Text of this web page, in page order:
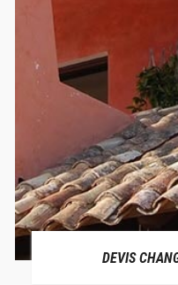
DEVIS